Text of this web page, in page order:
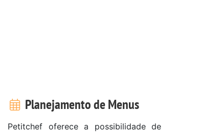
Planejamento de Menus
Petitchef oferece a possibilidade de